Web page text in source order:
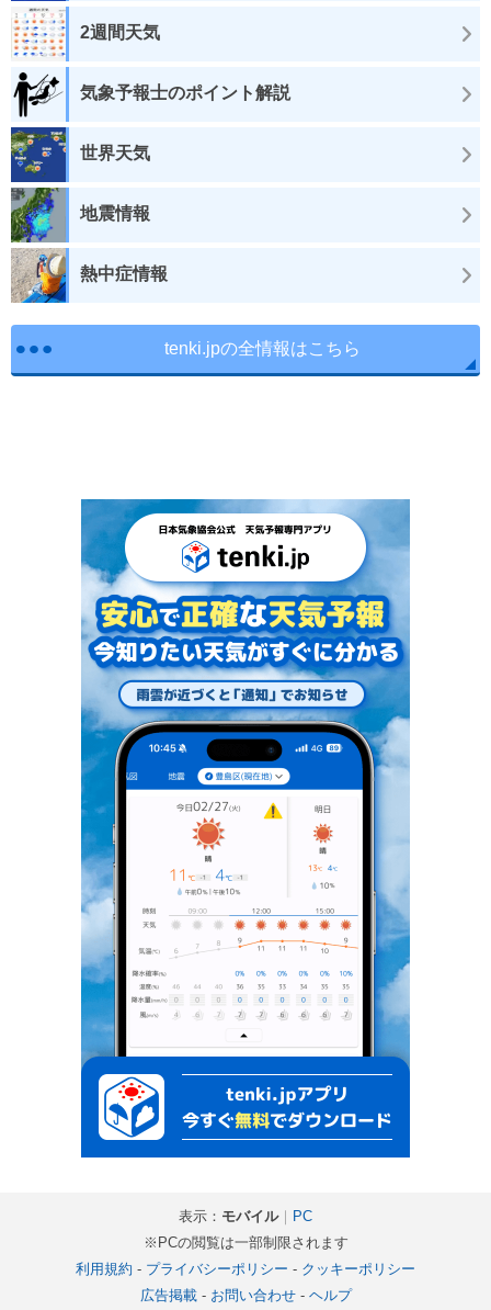
2週間天気
気象予報士のポイント解説
世界天気
地震情報
熱中症情報
tenki.jpの全情報はこちら
表示： モバイル｜ PC
※PCの閲覧は一部制限されます
利用規約 - プライバシーポリシー - クッキーポリシー
広告掲載- お問い合わせ- ヘルプ